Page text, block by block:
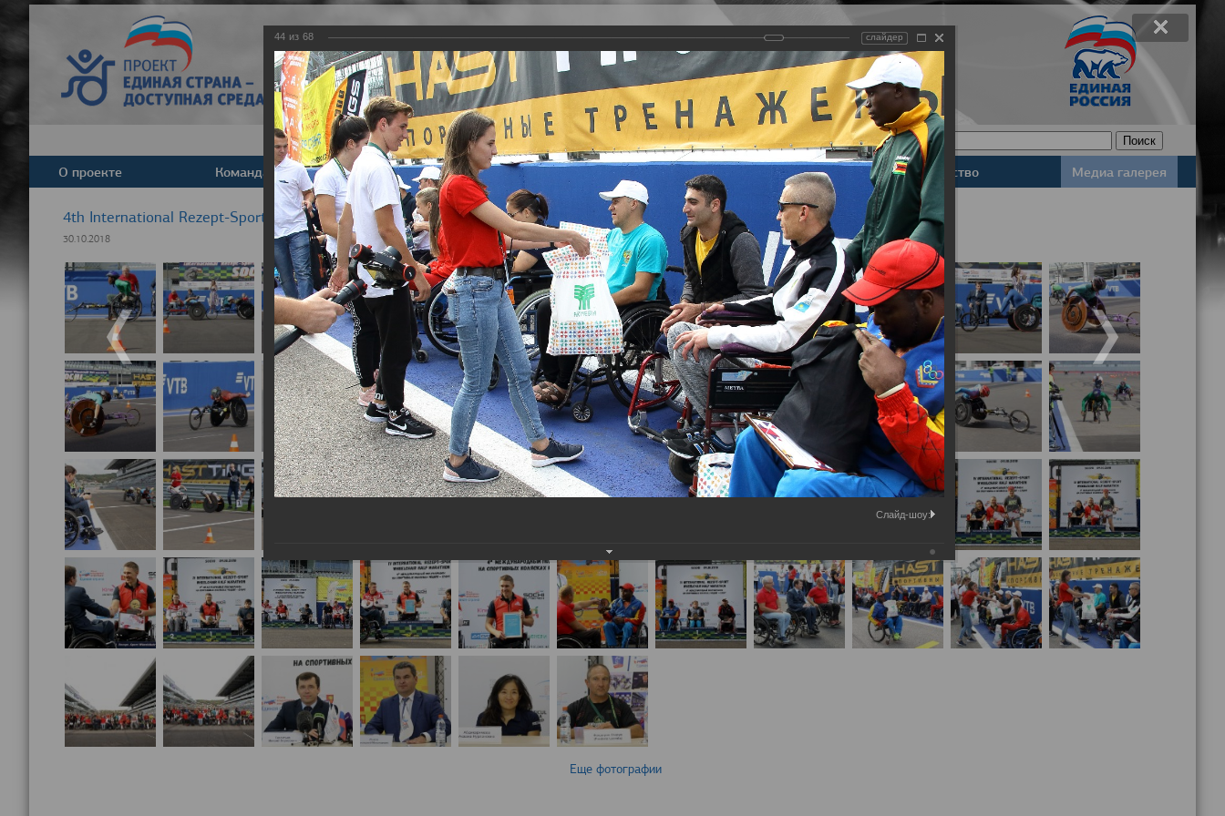
Задать вопрос
Версия для слабовидящих
О проекте Команда Новости Деятельность Базы данных Законодательство Медиа галерея
4th International Rezept-Sport Wheelchair Half marathon
30.10.2018
Еще фотографии
44 из 68 слайдер
Слайд-шоу: